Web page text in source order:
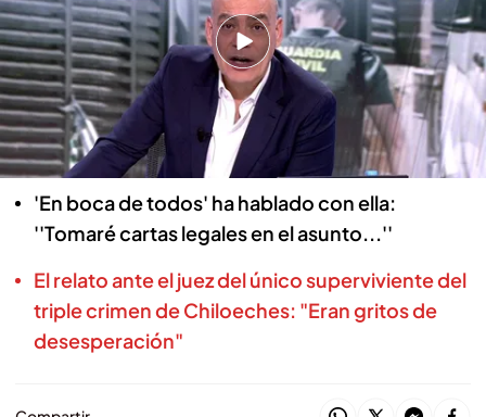
19 JUN 2024 - 14:11h.
Wendy es una de las investigadas por el crimen
de Chiloeches, y aunque ha sido puesta en
libertad, los testigos creen que es la principal
encubridora
'En boca de todos' ha hablado con ella:
''Tomaré cartas legales en el asunto...''
El relato ante el juez del único superviviente del
triple crimen de Chiloeches: "Eran gritos de
desesperación"